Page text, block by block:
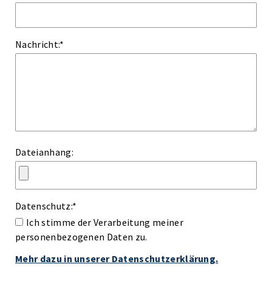
Nachricht:*
Dateianhang:
Datenschutz:*
Ich stimme der Verarbeitung meiner
personenbezogenen Daten zu.
Mehr dazu in unserer Datenschutzerklärung.